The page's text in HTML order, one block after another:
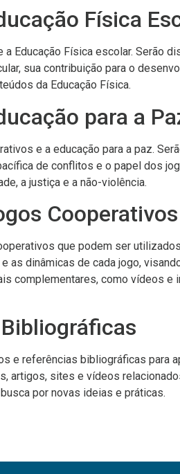
Física
Educação Física escolar. Serão
sua contribuição para o
da Educação Física.
para a
e a educação para a paz.
de conflitos e o papel dos
a justiça e a não-violência.
Cooperativos
que podem ser
as dinâmicas de cada jogo,
complementares, como vídeos e
e referências bibliográficas para
artigos, sites e vídeos
por novas ideias e práticas.